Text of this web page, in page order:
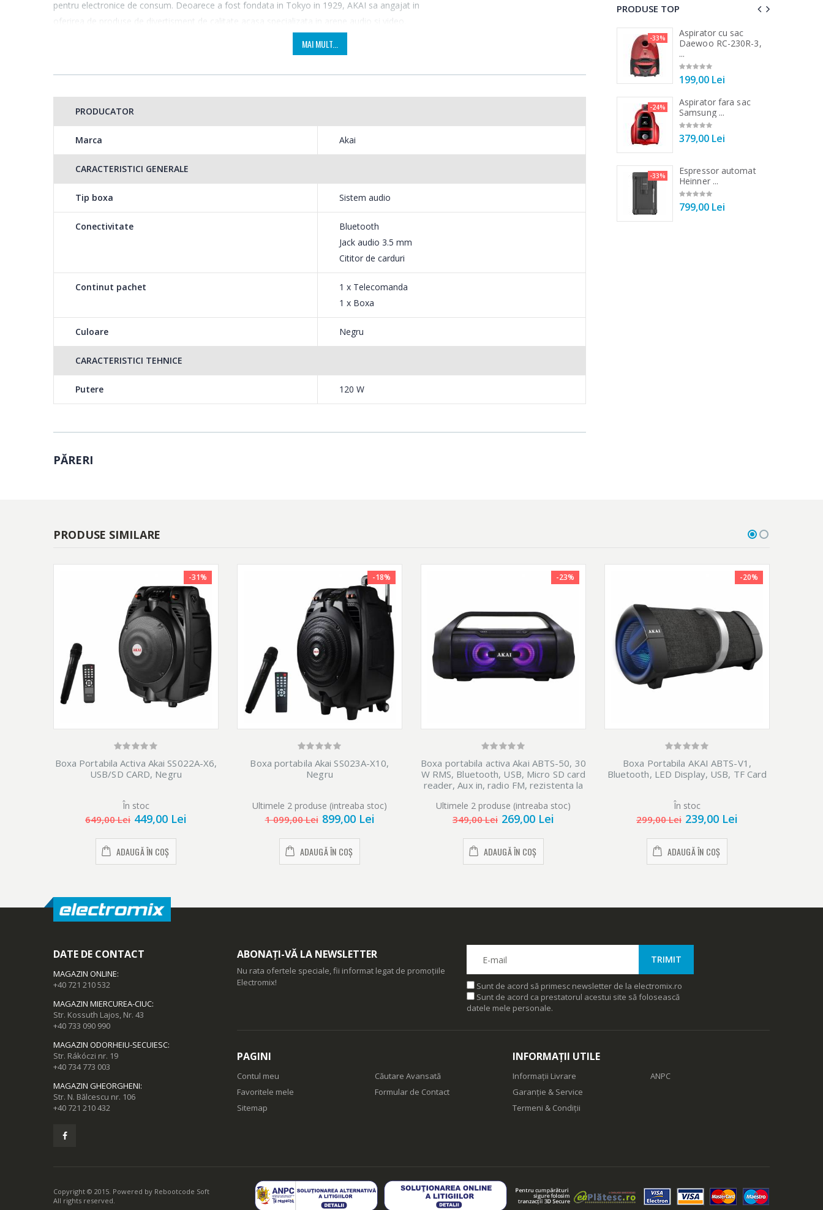
pentru electronice de consum. Deoarece a fost fondata in Tokyo in 1929, AKAI sa angajat in
oferirea de produse de divertisment de calitate acasa specializata in arene audio si video.
1 x Telecomanda
1 x cablu de alimentare
1 x Cablu audio
1 x Microfon wireless
1 x Antena FM
MAI MULT...
PRODUCATOR
Marca Akai
CARACTERISTICI GENERALE
Tip boxa Sistem audio
Conectivitate
Bluetooth
Jack audio 3.5 mm
Cititor de carduri
Continut pachet
1 x Telecomanda
1 x Boxa
Culoare Negru
CARACTERISTICI TEHNICE
Putere 120 W
PĂRERI
PRODUSE TOP
-33%
Aspirator cu sac
Daewoo RC-230R-3,
...
199,00 Lei
-24%
Aspirator fara sac
Samsung ...
379,00 Lei
-33%
Espressor automat
Heinner ...
799,00 Lei
PRODUSE SIMILARE
-31%
Boxa Portabila Activa Akai SS022A-X6,
USB/SD CARD, Negru
În stoc
649,00 Lei 449,00 Lei
ADAUGĂ ÎN COȘ
-18%
Boxa portabila Akai SS023A-X10,
Negru
Ultimele 2 produse (intreaba stoc)
1 099,00 Lei 899,00 Lei
ADAUGĂ ÎN COȘ
-23%
Boxa portabila activa Akai ABTS-50, 30
W RMS, Bluetooth, USB, Micro SD card
reader, Aux in, radio FM, rezistenta la
Ultimele 2 produse (intreaba stoc)
349,00 Lei 269,00 Lei
ADAUGĂ ÎN COȘ
-20%
Boxa Portabila AKAI ABTS-V1,
Bluetooth, LED Display, USB, TF Card
În stoc
299,00 Lei 239,00 Lei
ADAUGĂ ÎN COȘ
DATE DE CONTACT
MAGAZIN ONLINE:
+40 721 210 532
MAGAZIN MIERCUREA-CIUC:
Str. Kossuth Lajos, Nr. 43
+40 733 090 990
MAGAZIN ODORHEIU-SECUIESC:
Str. Rákóczi nr. 19
+40 734 773 003
MAGAZIN GHEORGHENI:
Str. N. Bălcescu nr. 106
+40 721 210 432
ABONAȚI-VĂ LA NEWSLETTER
Nu rata ofertele speciale, fii informat legat de promoțiile
Electromix!
Sunt de acord să primesc newsletter de la electromix.ro
Sunt de acord ca prestatorul acestui site să folosească
datele mele personale.
PAGINI
Contul meu
Favoritele mele
Sitemap
Căutare Avansată
Formular de Contact
INFORMAȚII UTILE
Informații Livrare
Garanție & Service
Termeni & Condiții
ANPC
Copyright © 2015. Powered by Rebootcode Soft
All rights reserved.